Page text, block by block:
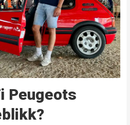
Peugeots